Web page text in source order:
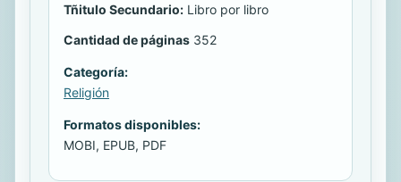
Tñitulo Secundario: Libro por libro
Cantidad de páginas 352
Categoría:
Religión
Formatos disponibles:
MOBI, EPUB, PDF